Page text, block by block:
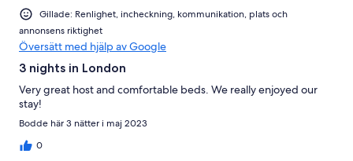
Gillade: Renlighet, incheckning, kommunikation, plats och
annonsens riktighet
Översätt med hjälp av Google
3 nights in London
Very great host and comfortable beds. We really enjoyed our
stay!
Bodde här 3 nätter i maj 2023
0